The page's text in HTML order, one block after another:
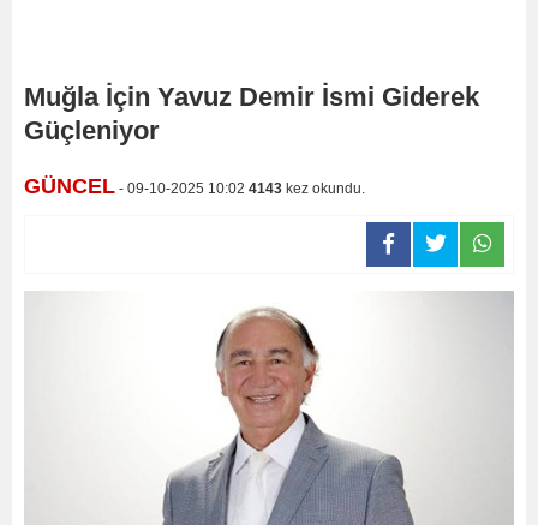
Muğla İçin Yavuz Demir İsmi Giderek
Güçleniyor
GÜNCEL - 09-10-2025 10:02 4143 kez okundu.